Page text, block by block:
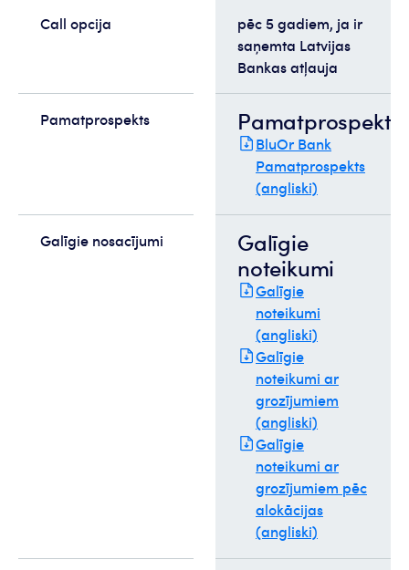
Call opcija
pēc 5 gadiem, ja ir
saņemta Latvijas
Bankas atļauja
Pamatprospekts Pamatprospekts
BluOr Bank
Pamatprospekts
(angliski)
Galīgie nosacījumi
Galīgie
noteikumi
Galīgie
noteikumi
(angliski)
Galīgie
noteikumi ar
grozījumiem
(angliski)
Galīgie
noteikumi ar
grozījumiem pēc
alokācijas
(angliski)